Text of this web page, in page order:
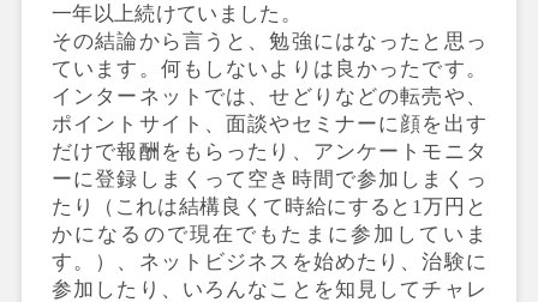
一年以上続けていました。
その結論から言うと、勉強にはなったと思っ
ています。何もしないよりは良かったです。
インターネットでは、せどりなどの転売や、
ポイントサイト、面談やセミナーに顔を出す
だけで報酬をもらったり、アンケートモニタ
ーに登録しまくって空き時間で参加しまくっ
たり（これは結構良くて時給にすると1万円と
かになるので現在でもたまに参加していま
す。）、ネットビジネスを始めたり、治験に
参加したり、いろんなことを知見してチャレ